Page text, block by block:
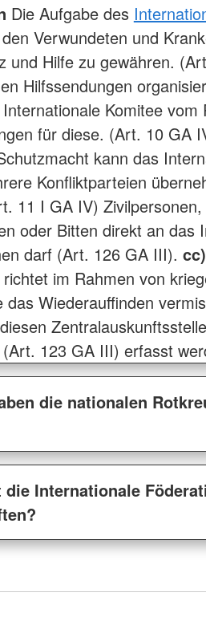
Die Aufgabe des
Verwundeten und
und Hilfe zu gewähren.
Hilfssendungen
Komitee
für diese. (Art. 10 GA
kann das
Konfliktparteien
11 I GA IV)
oder Bitten direkt an das
darf (Art. 126 GA III).
im Rahmen von
Wiederauffinden
123 GA III) erfasst
die nationalen
Internationale